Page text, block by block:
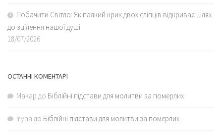
Побачити Світло: Як палкий крик двох сліпців відкриває шлях
до зцілення нашої душі
18/07/2026
ОСТАННІ КОМЕНТАРІ
Макар до Біблійні підстави для молитви за померлих
Iryna до Біблійні підстави для молитви за померлих